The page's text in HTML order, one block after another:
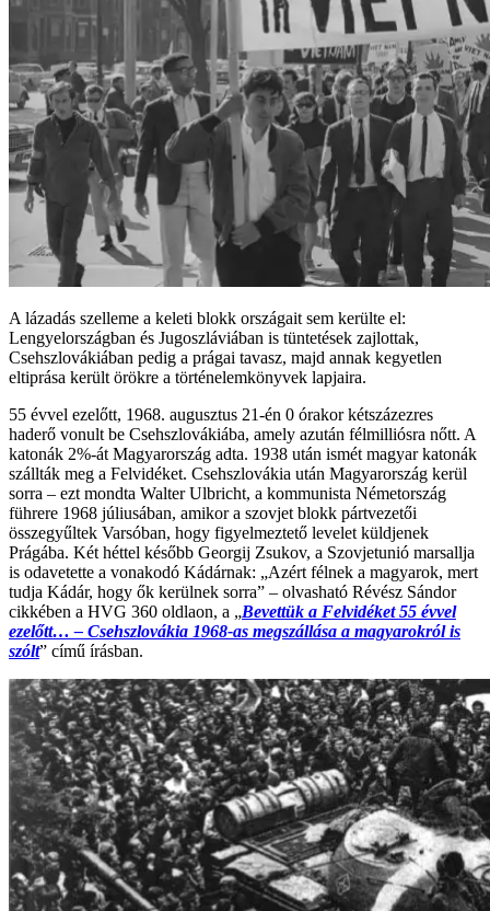
A lázadás szelleme a keleti blokk országait sem kerülte el:
Lengyelországban és Jugoszláviában is tüntetések zajlottak,
Csehszlovákiában pedig a prágai tavasz, majd annak kegyetlen
eltiprása került örökre a történelemkönyvek lapjaira.
55 évvel ezelőtt, 1968. augusztus 21-én 0 órakor kétszázezres
haderő vonult be Csehszlovákiába, amely azután félmilliósra nőtt. A
katonák 2%-át Magyarország adta. 1938 után ismét magyar katonák
szállták meg a Felvidéket. Csehszlovákia után Magyarország kerül
sorra – ezt mondta Walter Ulbricht, a kommunista Németország
führere 1968 júliusában, amikor a szovjet blokk pártvezetői
összegyűltek Varsóban, hogy figyelmeztető levelet küldjenek
Prágába. Két héttel később Georgij Zsukov, a Szovjetunió marsallja
is odavetette a vonakodó Kádárnak: „Azért félnek a magyarok, mert
tudja Kádár, hogy ők kerülnek sorra” – olvasható Révész Sándor
cikkében a HVG 360 oldlaon, a „Bevettük a Felvidéket 55 évvel
ezelőtt… – Csehszlovákia 1968-as megszállása a magyarokról is
szólt” című írásban.